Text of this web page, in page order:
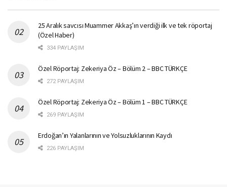
25 Aralık savcısı Muammer Akkaş’ın verdiği ilk ve tek röportaj
(Özel Haber)
334 PAYLAŞIM
Özel Röportaj: Zekeriya Öz – Bölüm 2 – BBC TÜRKÇE
272 PAYLAŞIM
Özel Röportaj: Zekeriya Öz – Bölüm 1 – BBC TÜRKÇE
269 PAYLAŞIM
Erdoğan’ın Yalanlarının ve Yolsuzluklarının Kaydı
226 PAYLAŞIM